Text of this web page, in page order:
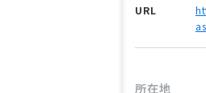
URL
所在地